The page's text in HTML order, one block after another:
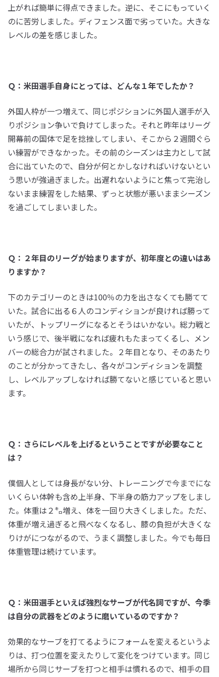
上がれば簡単に得点できました。逆に、そこにもっていく
のに苦労しました。ディフェンス面で劣っていた。大きな
レベルの差を感じました。
Ｑ：米田選手自身にとっては、どんな１年でしたか？
外国人枠が一つ増えて、同じポジションに外国人選手が入
りポジション争いで負けてしまった。それと昨年はリーグ
開幕前の国体で足を捻挫してしまい、そこから２週間ぐら
い練習ができなかった。その前のシーズンは主力として試
合に出ていたので、自分が何とかしなければいけないとい
う思いが強過ぎました。出遅れないようにと焦って完治し
ないまま練習をした結果、ずっと状態が悪いままシーズン
を過ごしてしまいました。
Ｑ：２年目のリーグが始まりますが、初年度との違いはあ
りますか？
下のカテゴリーのときは100％の力を出さなくても勝てて
いた。試合に出る６人のコンディションが良ければ勝って
いたが、トップリーグになるとそうはいかない。総力戦と
いう感じで、後半戦になれば疲れもたまってくるし、メン
バーの総合力が試されました。２年目となり、そのあたり
のことが分かってきたし、各々がコンディションを調整
し、レベルアップしなければ勝てないと感じていると思い
ます。
Ｑ：さらにレベルを上げるということですが必要なこと
は？
僕個人としては身長がない分、トレーニングで今までにな
いくらい体幹も含め上半身、下半身の筋力アップをしまし
た。体重は２㌔増え、体を一回り大きくしました。ただ、
体重が増え過ぎると飛べなくなるし、膝の負担が大きくな
りけがにつながるので、うまく調整しました。今でも毎日
体重管理は続けています。
Ｑ：米田選手といえば強烈なサーブが代名詞ですが、今季
は自分の武器をどのように磨いているのですか？
効果的なサーブを打てるようにフォームを変えるというよ
りは、打つ位置を変えたりして変化をつけています。同じ
場所から同じサーブを打つと相手は慣れるので、相手の目